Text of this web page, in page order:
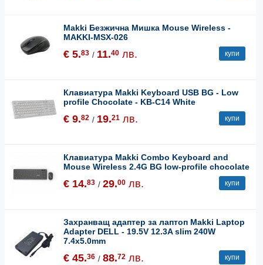
Makki Безжична Мишка Mouse Wireless -
MAKKI-MSX-026
€ 5.83 / 11.40 лв. купи
Клавиатура Makki Keyboard USB BG - Low
profile Chocolate - KB-C14 White
€ 9.82 / 19.21 лв. купи
Клавиатура Makki Combo Keyboard and
Mouse Wireless 2.4G BG low-profile chocolate
€ 14.83 / 29.00 лв. купи
Захранващ адаптер за лаптоп Makki Laptop
Adapter DELL - 19.5V 12.3A slim 240W
7.4x5.0mm
€ 45.36 / 88.72 лв. купи